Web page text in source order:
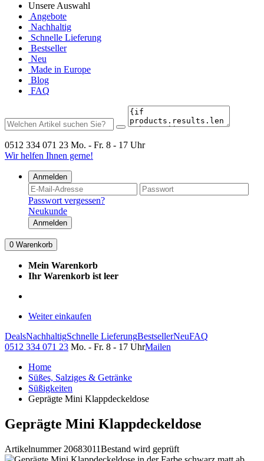
Unsere Auswahl
Angebote
Nachhaltig
Schnelle Lieferung
Bestseller
Neu
Made in Europe
Blog
FAQ
0512 334 071 23 Mo. - Fr. 8 - 17 Uhr
Wir helfen Ihnen gerne!
Anmelden
Passwort vergessen?
Neukunde
Anmelden
0 Warenkorb
Mein Warenkorb
Ihr Warenkorb ist leer
Weiter einkaufen
DealsNachhaltigSchnelle LieferungBestsellerNeuFAQ
0512 334 071 23 Mo. - Fr. 8 - 17 UhrMailen
Home
Süßes, Salziges & Getränke
Süßigkeiten
Geprägte Mini Klappdeckeldose
Geprägte Mini Klappdeckeldose
Artikelnummer 20683011Bestand wird geprüft